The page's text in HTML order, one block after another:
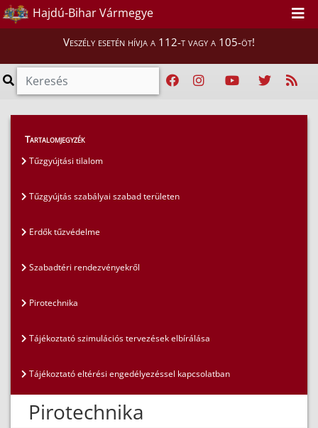
Hajdú-Bihar Vármegye
Veszély esetén hívja a 112-t vagy a 105-öt!
Szakmai tájékoztatók
Pirotechnika
Tartalomjegyzék
Tűzgyújtási tilalom
Tűzgyújtás szabályai szabad területen
Erdők tűzvédelme
Szabadtéri rendezvényekről
Pirotechnika
Tájékoztató szimulációs tervezések elbírálása
Tájékoztató eltérési engedélyezéssel kapcsolatban
Pirotechnika